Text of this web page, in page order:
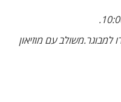
אקווריומים וסרט: 26 אירו למבוגר.משולב עם מוזיאון